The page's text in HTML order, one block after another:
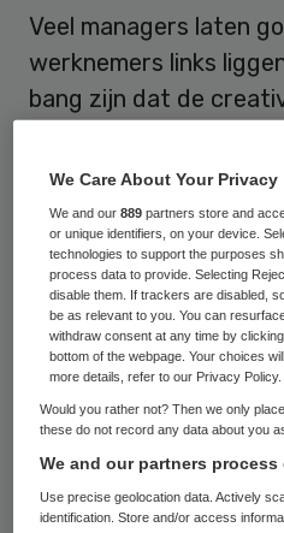
Veel managers laten
werknemers links
bang zijn dat de
ondermijnt. Onterecht,
wetenschapper Han
proefschrift. Hij
aan de Vrije
Desinteresse
Zelfs bij organisaties
oproepen mee te
soms door het
gesmoord. De top
We Care About Your Privacy
We and our889 partners store and
or unique identifiers, on your device.
technologies to support the purposes
process data to provide. Selecting
disable them. If trackers are disabled,
be as relevant to you. You can
withdraw consent at any time by
bottom of the webpage. Your choices
more details, refer to our Privacy Policy.
Would you rather not? Then we only
these do not record any data about you
We and our partners
Use precise geolocation data. Actively
identification. Store and/or access